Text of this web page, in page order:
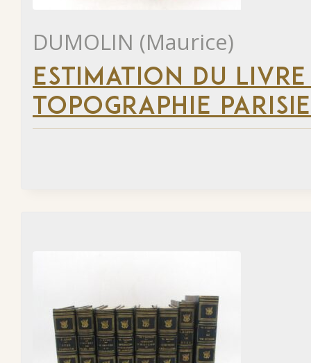
DUMOLIN (Maurice)
ESTIMATION DU
TOPOGRAPHIE